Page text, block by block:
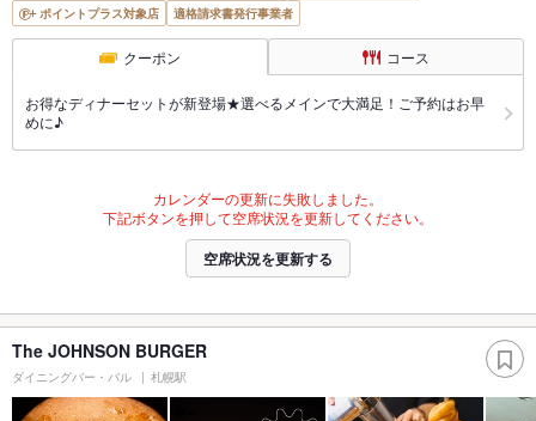
ポイントプラス対象店
適格請求書発行事業者
クーポン コース
お得なディナーセットが新登場★選べるメインで大満足！ご予約はお早
めに♪
カレンダーの更新に失敗しました。
下記ボタンを押して空席状況を更新してください。
空席状況を更新する
The JOHNSON BURGER
ダイニングバー・バル 札幌駅